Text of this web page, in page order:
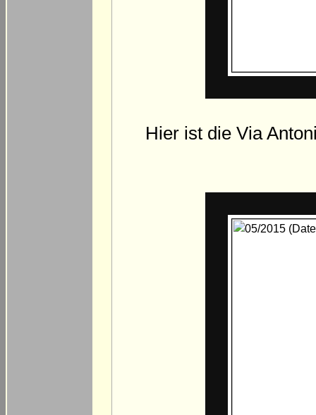
Hier ist die Via